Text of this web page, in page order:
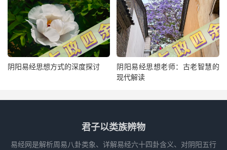
阴阳易经思想方式的深度探讨
阴阳易经思想老师：古老智慧的
现代解读
君子以类族辨物
易经网是解析周易八卦类象、详解易经六十四卦含义、对阴阳五行